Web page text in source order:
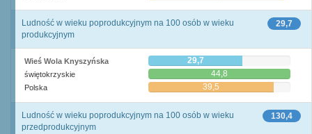
29,7
Ludność w wieku poprodukcyjnym na 100 osób w wieku
produkcyjnym
Wieś Wola Knyszyńska 29,7
świętokrzyskie 44,8
Polska 39,5
130,4
Ludność w wieku poprodukcyjnym na 100 osób w wieku
przedprodukcyjnym